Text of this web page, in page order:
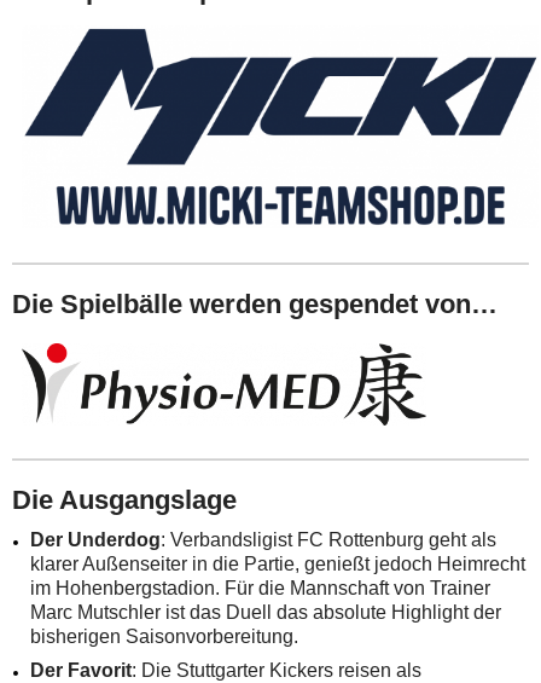
Die Spielbälle werden gespendet von…
Die Ausgangslage
Der Underdog: Verbandsligist FC Rottenburg geht als
klarer Außenseiter in die Partie, genießt jedoch Heimrecht
im Hohenbergstadion. Für die Mannschaft von Trainer
Marc Mutschler ist das Duell das absolute Highlight der
bisherigen Saisonvorbereitung.
Der Favorit: Die Stuttgarter Kickers reisen als